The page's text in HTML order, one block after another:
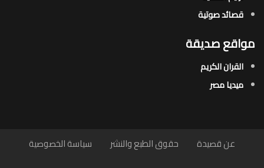
قصائد صوتية
مواقع صديقة
القران الكريم
ميديا مصر
عن قصيدة حقوق الطبع والنشر
سياسة الخصوصية